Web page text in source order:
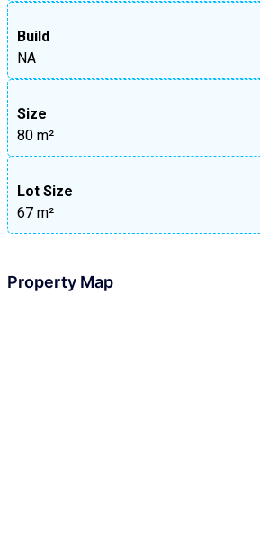
Build
NA
Size
80 m²
Lot Size
67 m²
Property Map